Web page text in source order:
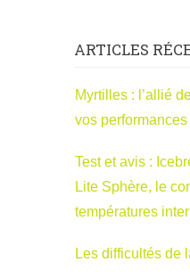
ARTICLES
Myrtilles : l’allié
vos performances
Test et avis :
Lite Sphère, le
températures
Les difficultés de